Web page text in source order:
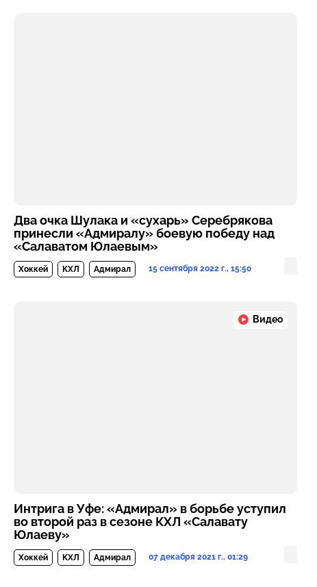
Два очка Шулака и «сухарь» Серебрякова
принесли «Адмиралу» боевую победу над
«Салаватом Юлаевым»
Хоккей КХЛ Адмирал 15 сентября 2022 г., 15:50
Видео
Интрига в Уфе: «Адмирал» в борьбе уступил
во второй раз в сезоне КХЛ «Салавату
Юлаеву»
Хоккей КХЛ Адмирал 07 декабря 2021 г., 01:29